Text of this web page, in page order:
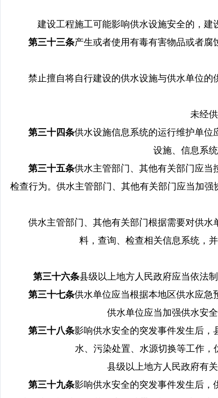
建设工程施工可能影响供水设施安全的，
第三十三条产生或者使用有毒有害物品或者
禁止擅自将自行建设的供水设施与供水单位
未经
第三十四条供水设施信息系统的运行维护单
设施、信息系
第三十五条供水主管部门、其他有关部门应
检查行为。供水主管部门、其他有关部门应当加
供水主管部门、其他有关部门根据需要对供
料，查询、检查相关信息系统，
第三十六条县级以上地方人民政府应当依法
第三十七条供水单位应当根据本地区供水应
供水单位应当加强供水安
第三十八条影响供水安全的突发事件发生后
水、污染处置、水源切换等工作
县级以上地方人民政府有
第三十九条影响供水安全的突发事件发生后